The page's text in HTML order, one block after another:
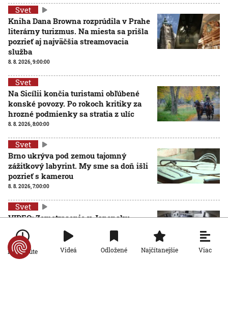
Svet
Kniha Dana Browna rozprúdila v Prahe
literárny turizmus. Na miesta sa prišla
pozrieť aj najväčšia streamovacia
služba
8. 8. 2026, 9:00:00
Svet
Na Sicílii končia turistami obľúbené
konské povozy. Po rokoch kritiky za
hrozné podmienky sa stratia z ulíc
8. 8. 2026, 8:00:00
Svet
Brno ukrýva pod zemou tajomný
zážitkový labyrint. My sme sa doň išli
pozrieť s kamerou
8. 8. 2026, 7:00:00
Svet
VIDEO: Zemetrasenie v Japonsku
zastihlo lekárov uprostred operácie,
pacienta chránili vlastnými telami
7. 8. 2026, 15:01:59
Po minúte Videá Odložené Najčítanejšie Viac